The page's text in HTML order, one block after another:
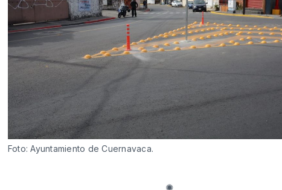
Foto: Ayuntamiento de Cuernavaca.